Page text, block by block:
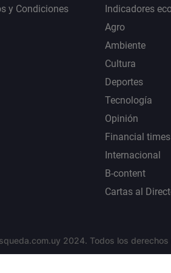
y Condiciones
Indicadores
Agro
Ambiente
Cultura
Deportes
Tecnología
Opinión
Financial times
Internacional
B-content
Cartas al
2024. Todos los derechos